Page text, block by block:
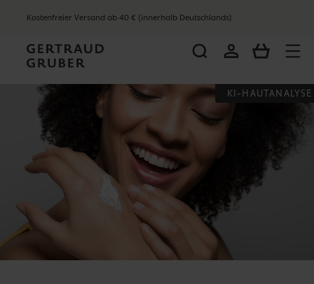
Kostenfreier Versand ab 40 € (innerhalb Deutschlands)
KI-HAUTANALYSE